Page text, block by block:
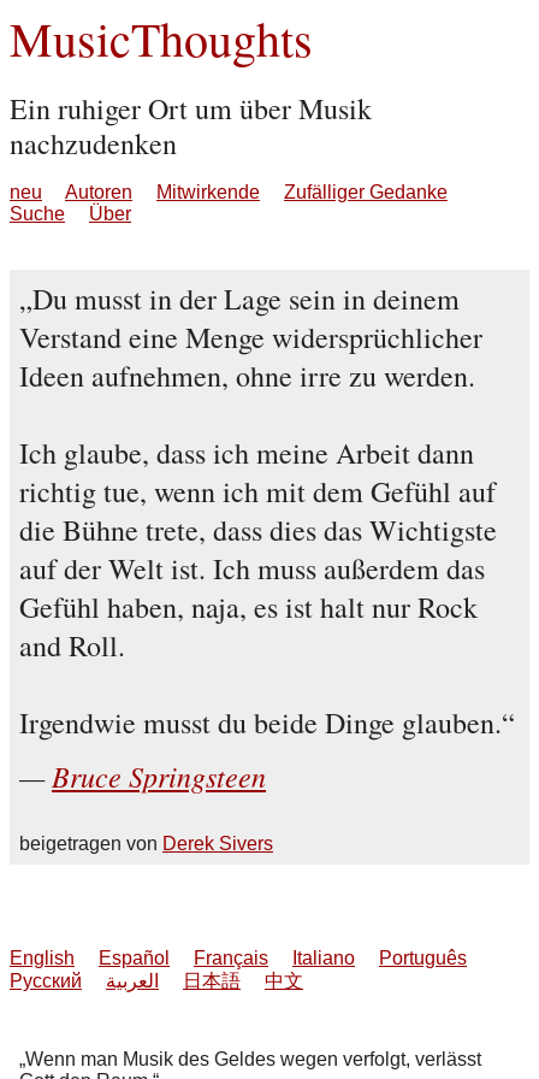
MusicThoughts
Ein ruhiger Ort um über Musik
nachzudenken
neu Autoren Mitwirkende
Zufälliger Gedanke
Suche
Über
Du musst in der Lage sein in deinem
Verstand eine Menge widersprüchlicher
Ideen aufnehmen, ohne irre zu werden.
Ich glaube, dass ich meine Arbeit dann
richtig tue, wenn ich mit dem Gefühl auf
die Bühne trete, dass dies das Wichtigste
auf der Welt ist. Ich muss außerdem das
Gefühl haben, naja, es ist halt nur Rock
and Roll.
Irgendwie musst du beide Dinge glauben.
Bruce Springsteen
beigetragen von Derek Sivers
English Español Français Italiano
Português
Русский
العربية 日本語 中文
Wenn man Musik des Geldes wegen verfolgt, verlässt